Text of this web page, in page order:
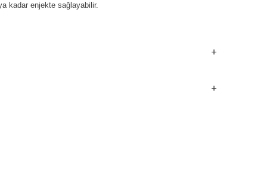
kadar enjekte sağlayabilir.